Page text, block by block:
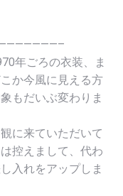
年ごろの衣装、
ま
か今風に見える方
もだいぶ変わりま
観に来ていただいて
控えまして、代わ
入れをアップしま